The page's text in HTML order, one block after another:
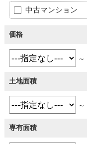
中古マンション
価格
～
土地面積
～
専有面積